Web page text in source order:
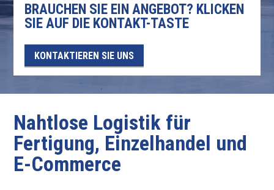
BRAUCHEN SIE EIN ANGEBOT? KLICKEN
SIE AUF DIE KONTAKT-TASTE
KONTAKTIEREN SIE UNS
Nahtlose Logistik für
Fertigung, Einzelhandel und
E-Commerce